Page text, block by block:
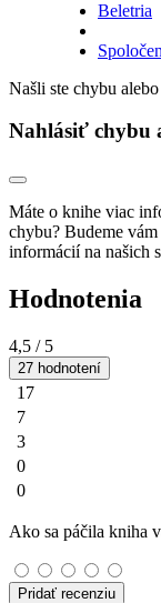
Beletria
Našli ste chybu
Nahlásiť chybu
Máte o knihe viac
chybu? Budeme
informácií na našich
Hodnotenia
4,5 / 5
27 hodnotení
17
7
3
0
0
Ako sa páčila kniha
Pridať recenziu